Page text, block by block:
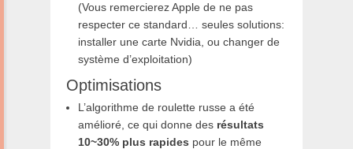
(Vous remercierez Apple de ne pas
respecter ce standard… seules solutions:
installer une carte Nvidia, ou changer de
système d’exploitation)
Optimisations
L’algorithme de roulette russe a été
amélioré, ce qui donne des résultats
10~30% plus rapides pour le même